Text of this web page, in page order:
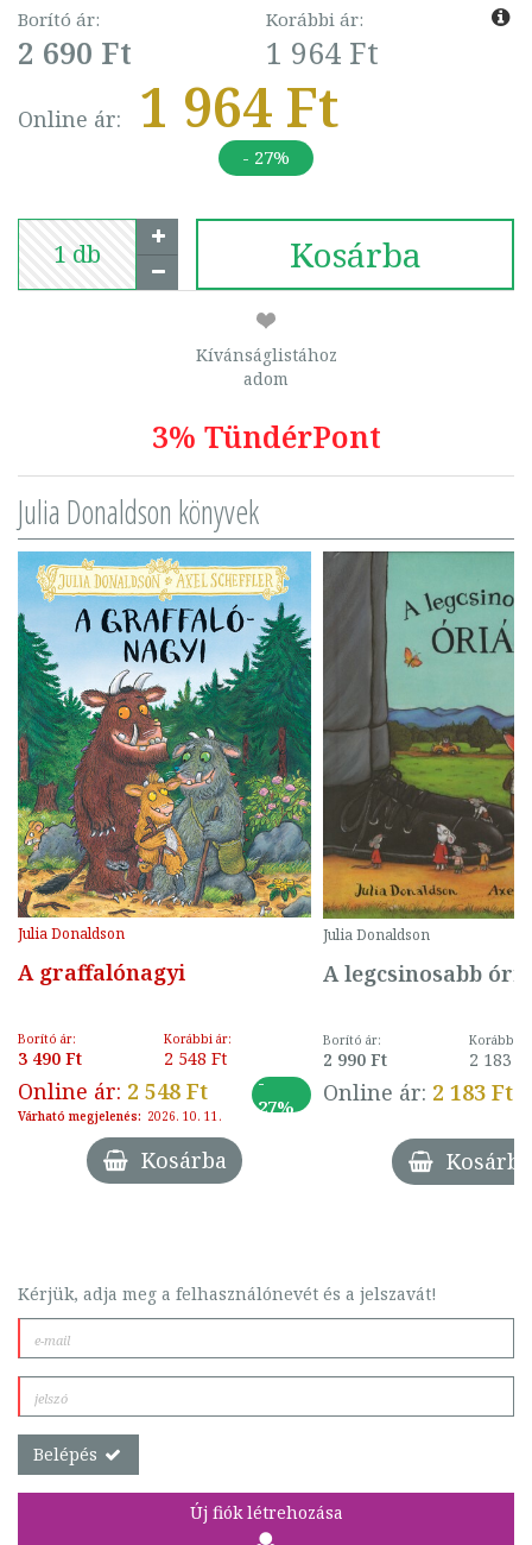
Borító ár:
2 690 Ft
Korábbi ár:
1 964 Ft
Online ár: 1 964 Ft
- 27%
Kosárba
Kívánságlistához
adom
3% TündérPont
Julia Donaldson könyvek
Julia Donaldson
A graffalónagyi
Borító ár:
3 490 Ft
Korábbi ár:
2 548 Ft
Online ár: 2 548 Ft
-
27%
Várható megjelenés: 2026. 10. 11.
Kosárba
Julia Donaldson
A legcsinosabb
Borító ár:
2 990 Ft
Korábbi
2 183 Ft
Online ár: 2 183 Ft
Kosárba
Kérjük, adja meg a felhasználónevét és a jelszavát!
Belépés
Új fiók létrehozása